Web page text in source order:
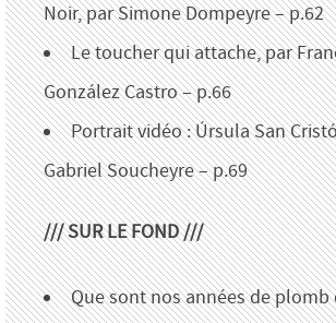
Noir, par Simone Dompeyre – p.62
Le toucher qui attache, par
González Castro – p.66
Portrait vidéo : Úrsula San
Gabriel Soucheyre – p.69
/// SUR LE FOND ///
Que sont nos années de plomb